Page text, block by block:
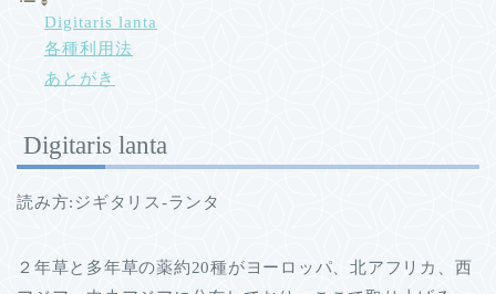
Digitaris lanta
各種利用法
あとがき
Digitaris lanta
読み方:ジギタリス-ランタ
２年草と多年草の薬約20種がヨーロッパ、北アフリカ、西